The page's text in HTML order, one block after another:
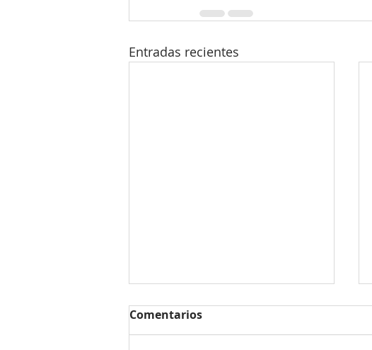
Entradas recientes
Sabemos qué tendencias
Comentarios